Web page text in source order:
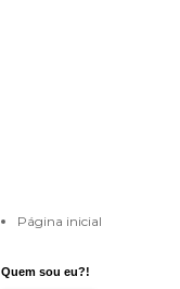
Página inicial
Quem sou eu?!